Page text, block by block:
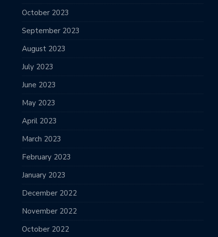
October 2023
September 2023
August 2023
July 2023
June 2023
May 2023
April 2023
March 2023
February 2023
January 2023
December 2022
November 2022
October 2022